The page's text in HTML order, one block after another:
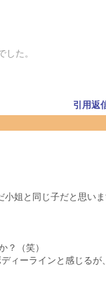
た。
引用返
姐と同じ子だと思い
？（笑）
ィーラインと感じる